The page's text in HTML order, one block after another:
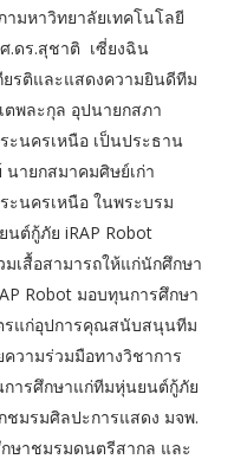
มหาวิทยาลัยเทคโนโลยี
.ดร.สุชาติ เซี่ยงฉิน
รติและแสดงความยินดีทีม
พละกุล อุปนายกสภา
ะนครเหนือ เป็นประธาน
ายกสมาคมศิษย์เก่า
ะนครเหนือ ในพระบรม
ต์กู้ภัย iRAP Robot
เสื้อสามารถให้แก่นักศึกษา
Robot มอบทุนการศึกษา
รแก่อุปการคุณสนับสนุนทีม
วามร่วมมือทางวิชาการ
ารศึกษาแก่ทีมหุ่นยนต์กู้ภัย
ชมรมศิลปะการแสดง มจพ.
ษาชมรมดนตรีสากล และ